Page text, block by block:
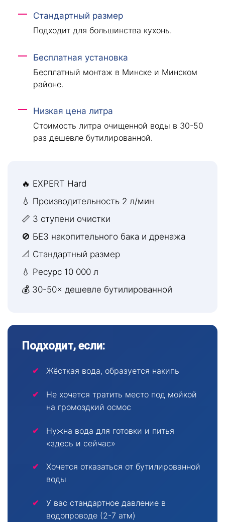
Стандартный размер
Подходит для большинства кухонь.
Бесплатная установка
Бесплатный монтаж в Минске и Минском
районе.
Низкая цена литра
Стоимость литра очищенной воды в 30-50
раз дешевле бутилированной.
🔥 EXPERT Hard
💧 Производительность 2 л/мин
📏 3 ступени очистки
🚫 БЕЗ накопительного бака и дренажа
📐 Стандартный размер
💧 Ресурс 10 000 л
💰 30-50× дешевле бутилированной
Подходит, если:
Жёсткая вода, образуется накипь
Не хочется тратить место под мойкой
на громоздкий осмос
Нужна вода для готовки и питья
«здесь и сейчас»
Хочется отказаться от бутилированной
воды
У вас стандартное давление в
водопроводе (2-7 атм)